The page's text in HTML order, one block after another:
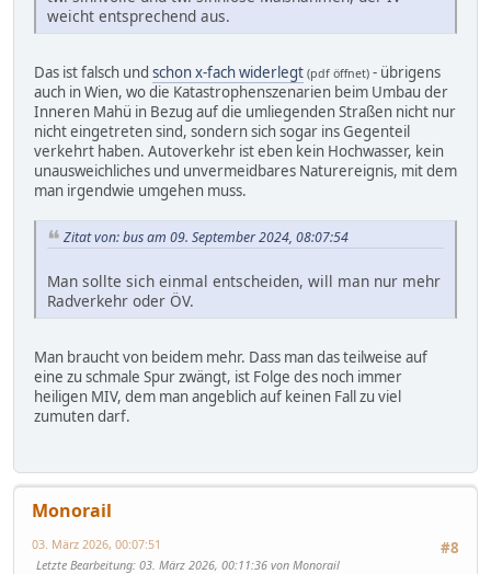
weicht entsprechend aus.
Das ist falsch und schon x-fach widerlegt (pdf öffnet) - übrigens
auch in Wien, wo die Katastrophenszenarien beim Umbau der
Inneren Mahü in Bezug auf die umliegenden Straßen nicht nur
nicht eingetreten sind, sondern sich sogar ins Gegenteil
verkehrt haben. Autoverkehr ist eben kein Hochwasser, kein
unausweichliches und unvermeidbares Naturereignis, mit dem
man irgendwie umgehen muss.
Zitat von: bus am 09. September 2024, 08:07:54
Man sollte sich einmal entscheiden, will man nur mehr
Radverkehr oder ÖV.
Man braucht von beidem mehr. Dass man das teilweise auf
eine zu schmale Spur zwängt, ist Folge des noch immer
heiligen MIV, dem man angeblich auf keinen Fall zu viel
zumuten darf.
Monorail
#8
03. März 2026, 00:07:51
Letzte Bearbeitung: 03. März 2026, 00:11:36 von Monorail